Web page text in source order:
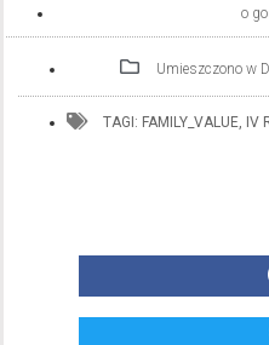
o
Umieszczono w
TAGI: FAMILY_VALUE, IV